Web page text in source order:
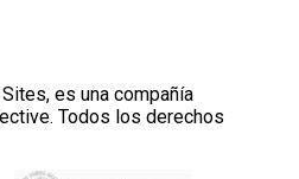
es una compañía
Todos los derechos